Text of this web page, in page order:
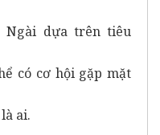
Ngài dựa trên tiêu
có cơ hội gặp mặt
ai.